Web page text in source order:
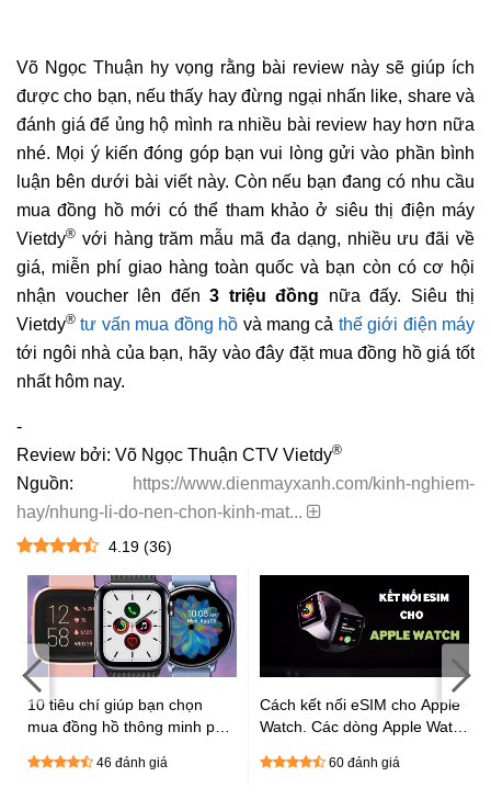
Võ Ngọc Thuận hy vọng rằng bài review này sẽ giúp ích
được cho bạn, nếu thấy hay đừng ngại nhấn like, share và
đánh giá để ủng hộ mình ra nhiều bài review hay hơn nữa
nhé. Mọi ý kiến đóng góp bạn vui lòng gửi vào phần bình
luận bên dưới bài viết này. Còn nếu bạn đang có nhu cầu
mua đồng hồ mới có thể tham khảo ở siêu thị điện máy
Vietdy® với hàng trăm mẫu mã đa dạng, nhiều ưu đãi về
giá, miễn phí giao hàng toàn quốc và bạn còn có cơ hội
nhận voucher lên đến 3 triệu đồng nữa đấy. Siêu thị
Vietdy® tư vấn mua đồng hồ và mang cả thế giới điện máy
tới ngôi nhà của bạn, hãy vào đây đặt mua đồng hồ giá tốt
nhất hôm nay.
-
Review bởi: Võ Ngọc Thuận CTV Vietdy®
Nguồn:
https://www.dienmayxanh.com/kinh-nghiem-
hay/nhung-li-do-nen-chon-kinh-mat...
4.19 (36)
10 tiêu chí giúp bạn chọn
mua đồng hồ thông minh phù
46 đánh giá
Cách kết nối eSIM cho Apple
Watch. Các dòng Apple Watch
60 đánh giá